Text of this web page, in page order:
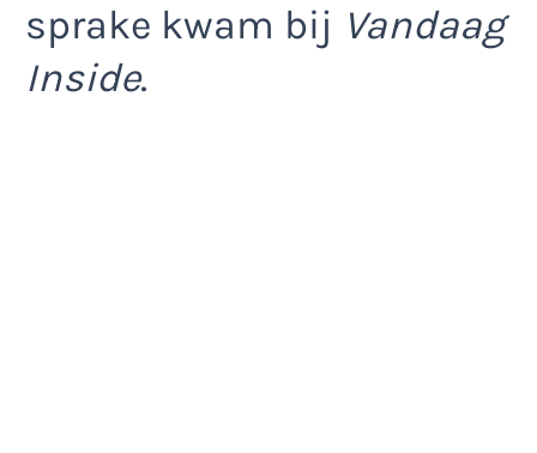
sprake kwam bij Vandaag
Inside.